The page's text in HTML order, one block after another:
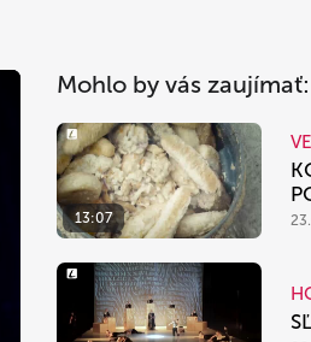
Mohlo by vás zaujímať:
13:07